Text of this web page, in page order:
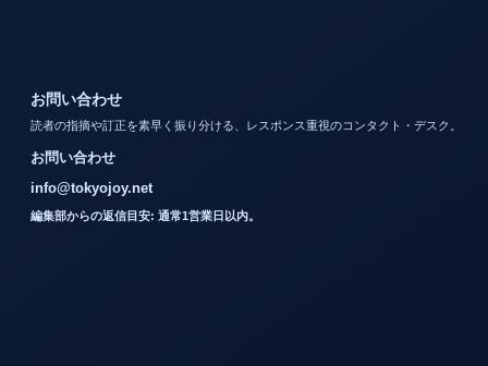
お問い合わせ
読者の指摘や訂正を素早く振り分ける、レスポンス重視のコンタクト・デスク。
お問い合わせ
info@tokyojoy.net
編集部からの返信目安: 通常1営業日以内。